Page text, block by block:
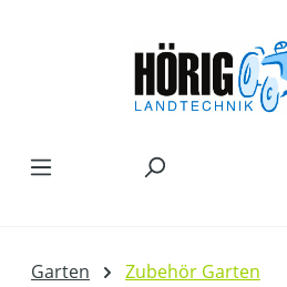
Garten Zubehör Garten